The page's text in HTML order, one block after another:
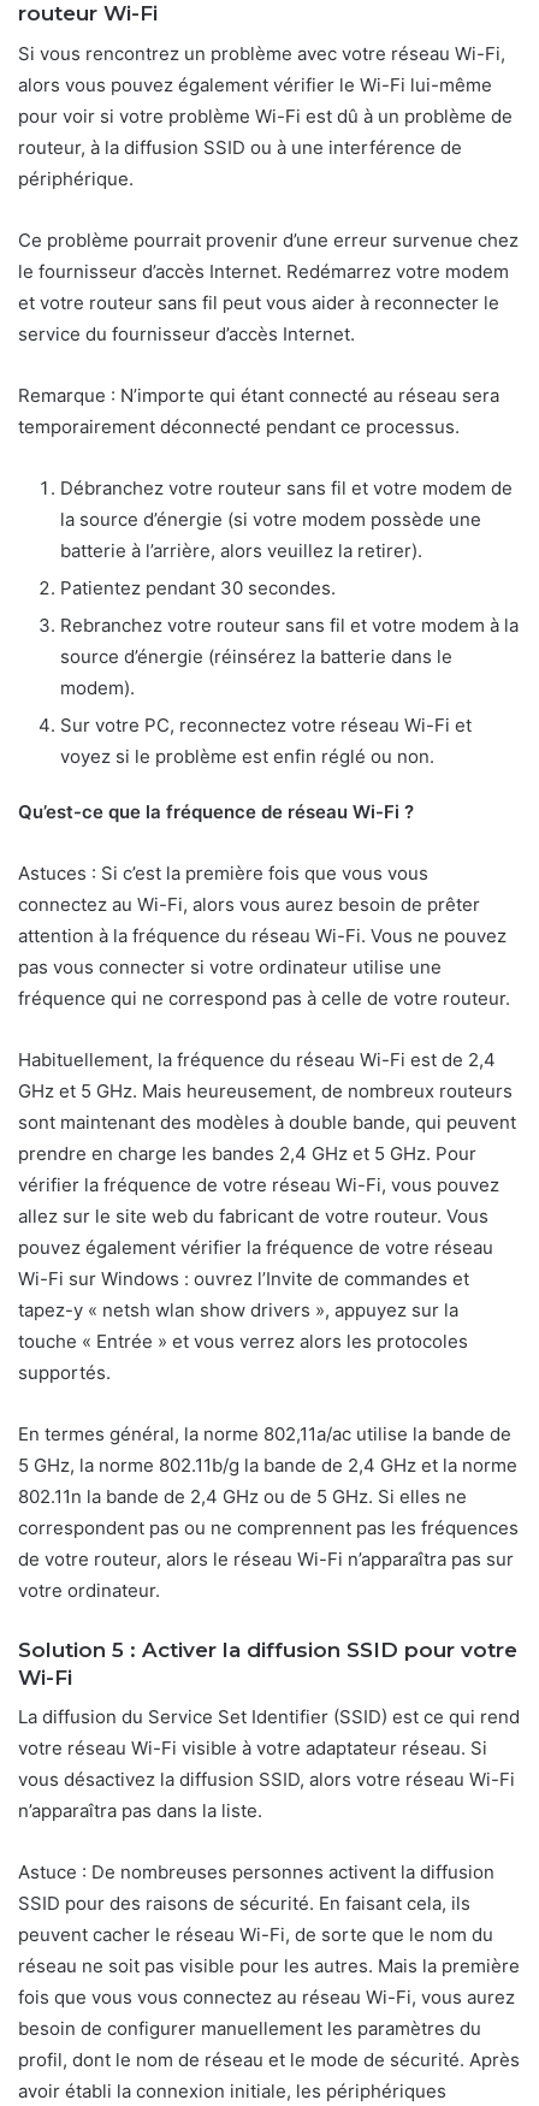
routeur Wi-Fi
Si vous rencontrez un problème avec votre réseau Wi-Fi,
alors vous pouvez également vérifier le Wi-Fi lui-même
pour voir si votre problème Wi-Fi est dû à un problème de
routeur, à la diffusion SSID ou à une interférence de
périphérique.
Ce problème pourrait provenir d’une erreur survenue chez
le fournisseur d’accès Internet. Redémarrez votre modem
et votre routeur sans fil peut vous aider à reconnecter le
service du fournisseur d’accès Internet.
Remarque : N’importe qui étant connecté au réseau sera
temporairement déconnecté pendant ce processus.
Débranchez votre routeur sans fil et votre modem de
la source d’énergie (si votre modem possède une
batterie à l’arrière, alors veuillez la retirer).
Patientez pendant 30 secondes.
Rebranchez votre routeur sans fil et votre modem à la
source d’énergie (réinsérez la batterie dans le
modem).
Sur votre PC, reconnectez votre réseau Wi-Fi et
voyez si le problème est enfin réglé ou non.
Qu’est-ce que la fréquence de réseau Wi-Fi ?
Astuces : Si c’est la première fois que vous vous
connectez au Wi-Fi, alors vous aurez besoin de prêter
attention à la fréquence du réseau Wi-Fi. Vous ne pouvez
pas vous connecter si votre ordinateur utilise une
fréquence qui ne correspond pas à celle de votre routeur.
Habituellement, la fréquence du réseau Wi-Fi est de 2,4
GHz et 5 GHz. Mais heureusement, de nombreux routeurs
sont maintenant des modèles à double bande, qui peuvent
prendre en charge les bandes 2,4 GHz et 5 GHz. Pour
vérifier la fréquence de votre réseau Wi-Fi, vous pouvez
allez sur le site web du fabricant de votre routeur. Vous
pouvez également vérifier la fréquence de votre réseau
Wi-Fi sur Windows : ouvrez l’Invite de commandes et
tapez-y « netsh wlan show drivers », appuyez sur la
touche « Entrée » et vous verrez alors les protocoles
supportés.
En termes général, la norme 802,11a/ac utilise la bande de
5 GHz, la norme 802.11b/g la bande de 2,4 GHz et la norme
802.11n la bande de 2,4 GHz ou de 5 GHz. Si elles ne
correspondent pas ou ne comprennent pas les fréquences
de votre routeur, alors le réseau Wi-Fi n’apparaîtra pas sur
votre ordinateur.
Solution 5 : Activer la diffusion SSID pour votre
Wi-Fi
La diffusion du Service Set Identifier (SSID) est ce qui rend
votre réseau Wi-Fi visible à votre adaptateur réseau. Si
vous désactivez la diffusion SSID, alors votre réseau Wi-Fi
n’apparaîtra pas dans la liste.
Astuce : De nombreuses personnes activent la diffusion
SSID pour des raisons de sécurité. En faisant cela, ils
peuvent cacher le réseau Wi-Fi, de sorte que le nom du
réseau ne soit pas visible pour les autres. Mais la première
fois que vous vous connectez au réseau Wi-Fi, vous aurez
besoin de configurer manuellement les paramètres du
profil, dont le nom de réseau et le mode de sécurité. Après
avoir établi la connexion initiale, les périphériques